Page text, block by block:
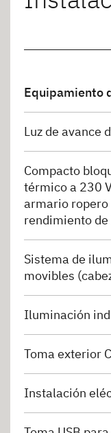
Equipamiento
Luz de avance
Compacto
térmico a 230
armario
rendimiento
Sistema de
movibles
Iluminación
Toma exterior
Instalación